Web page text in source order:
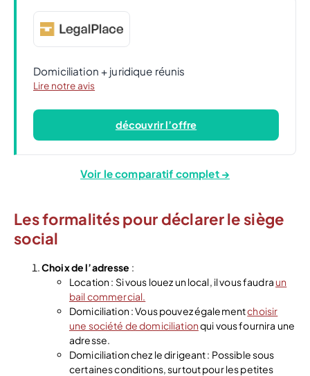
Domiciliation + juridique réunis
Lire notre avis
découvrir l’offre
Voir le comparatif complet →
Les formalités pour déclarer le siège
social
Choix de l’adresse :
Location : Si vous louez un local, il vous faudra un
bail commercial.
Domiciliation : Vous pouvez égalementchoisir
une société de domiciliationqui vous fournira une
adresse.
Domiciliation chez le dirigeant : Possible sous
certaines conditions, surtout pour les petites